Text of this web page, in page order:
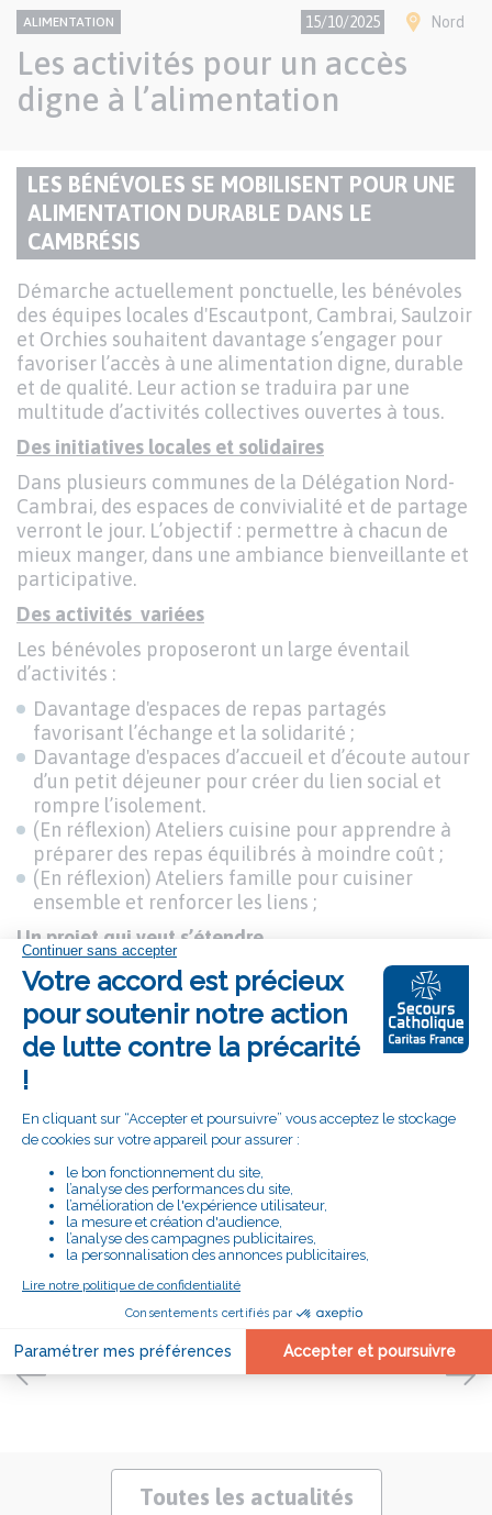
CONTENU
NATIONAL
Thème
ALIMENTATION 15/10/2025 Ville(s)
Nord
Les activités pour un accès
digne à l’alimentation
Paragraphes
de
contenu
TITRE
DU
PARAGRAPHE
LES BÉNÉVOLES SE MOBILISENT POUR UNE
ALIMENTATION DURABLE DANS LE
CAMBRÉSIS
Texte
Démarche actuellement ponctuelle, les bénévoles
des équipes locales d'Escautpont, Cambrai, Saulzoir
et Orchies souhaitent davantage s’engager pour
favoriser l’accès à une alimentation digne, durable
et de qualité. Leur action se traduira par une
multitude d’activités collectives ouvertes à tous.
Des initiatives locales et solidaires
Dans plusieurs communes de la Délégation Nord-
Cambrai, des espaces de convivialité et de partage
verront le jour. L’objectif : permettre à chacun de
mieux manger, dans une ambiance bienveillante et
participative.
Des activités variées
Les bénévoles proposeront un large éventail
d’activités :
Davantage d'espaces de repas partagés
favorisant l’échange et la solidarité ;
Davantage d'espaces d’accueil et d’écoute autour
d’un petit déjeuner pour créer du lien social et
rompre l’isolement.
(En réflexion) Ateliers cuisine pour apprendre à
préparer des repas équilibrés à moindre coût ;
(En réflexion) Ateliers famille pour cuisiner
ensemble et renforcer les liens ;
Un projet qui veut s’étendre
A Escautpont, Cambrai et Saulzoir, ces initiatives
continueront de se développer à Orchies et sur
d’autres territoires. L’objectif est clair : rendre
l’alimentation durable accessible à tous, tout en
renforçant la cohésion locale.
l’alimentation durable est avant tout une aventure
humaine.
Vous souhaitez participer ou en savoir plus ?
Rejoignez les bénévoles près de chez vous !
Toutes les actualités